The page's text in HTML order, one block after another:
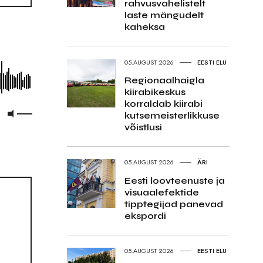
rahvusvahelistelt
laste mängudelt
kaheksa
05.AUGUST 2026 EESTI ELU
Regionaalhaigla
kiirabikeskus
korraldab kiirabi
kutsemeisterlikkuse
võistlusi
05.AUGUST 2026 ÄRI
Eesti loovteenuste ja
visuaalefektide
tipptegijad panevad
ekspordi
05.AUGUST 2026 EESTI ELU